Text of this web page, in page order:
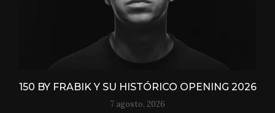
150 BY FRABIK Y SU HISTÓRICO OPENING 2026
7 agosto, 2026